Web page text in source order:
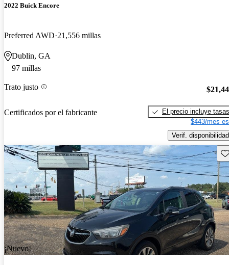
2022 Buick Encore
Preferred AWD 21,556 millas
Dublin, GA
97 millas
Trato justo
Certificados por el fabricante
El precio incluye tasas
$443/mes
Verif. disponibilidad
¡Nuevo!